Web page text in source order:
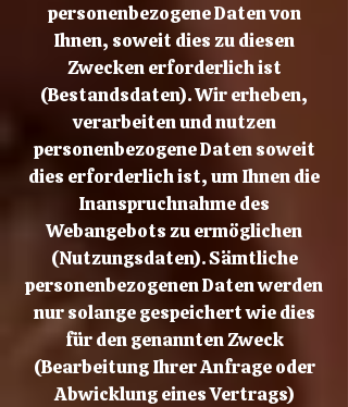
personenbezogene Daten von
Ihnen, soweit dies zu diesen
Zwecken erforderlich ist
(Bestandsdaten). Wir erheben,
verarbeiten und nutzen
personenbezogene Daten soweit
dies erforderlich ist, um Ihnen die
Inanspruchnahme des
Webangebots zu ermöglichen
(Nutzungsdaten). Sämtliche
personenbezogenen Daten werden
nur solange gespeichert wie dies
für den genannten Zweck
(Bearbeitung Ihrer Anfrage oder
Abwicklung eines Vertrags)